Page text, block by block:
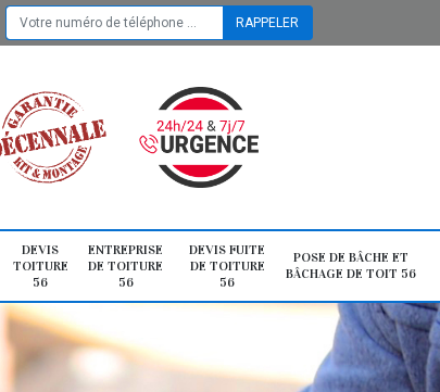
DEVIS
TOITURE
56
ENTREPRISE
DE TOITURE
56
DEVIS FUITE
DE TOITURE
56
POSE DE BÂCHE ET
BÂCHAGE DE TOIT 56